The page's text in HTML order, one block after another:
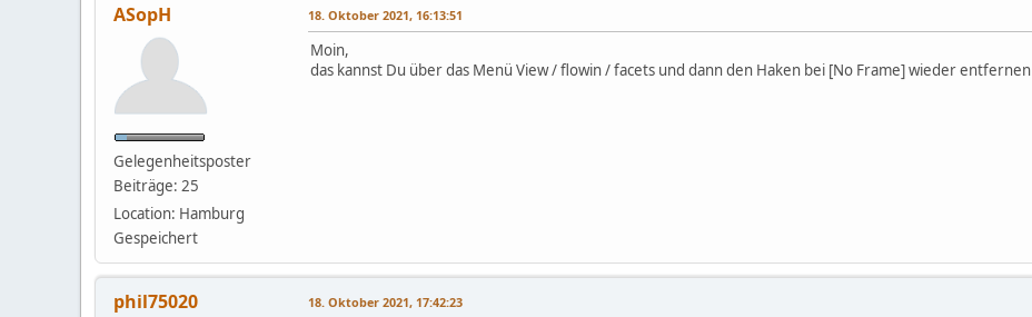
ASopH
Gelegenheitsposter
Beiträge: 25
Location: Hamburg
Gespeichert
18. Oktober 2021, 16:13:51
Moin,
das kannst Du über das Menü View / flowin / facets und dann den Haken bei [No Frame] wieder entfernen
phil75020 18. Oktober 2021, 17:42:23